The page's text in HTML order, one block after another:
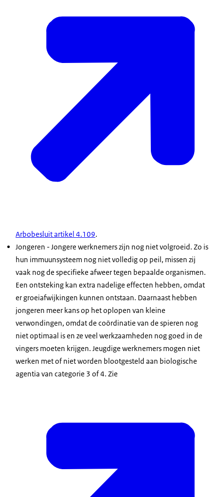
Arbobesluit artikel 4.109.
Jongeren - Jongere werknemers zijn nog niet volgroeid. Zo is
hun immuunsysteem nog niet volledig op peil, missen zij
vaak nog de specifieke afweer tegen bepaalde organismen.
Een ontsteking kan extra nadelige effecten hebben, omdat
er groeiafwijkingen kunnen ontstaan. Daarnaast hebben
jongeren meer kans op het oplopen van kleine
verwondingen, omdat de coördinatie van de spieren nog
niet optimaal is en ze veel werkzaamheden nog goed in de
vingers moeten krijgen. Jeugdige werknemers mogen niet
werken met of niet worden blootgesteld aan biologische
agentia van categorie 3 of 4. Zie